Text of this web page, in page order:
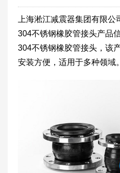
上海淞江减震器集团有限
304不锈钢橡胶管接头产品
304不锈钢橡胶管接头，该
安装方便，适用于多种领域。